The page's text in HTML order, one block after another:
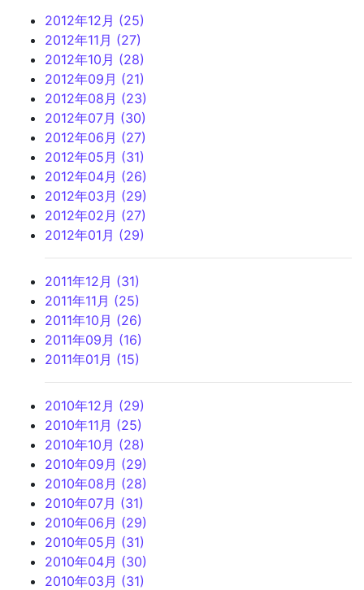
2012年12月 (25)
2012年11月 (27)
2012年10月 (28)
2012年09月 (21)
2012年08月 (23)
2012年07月 (30)
2012年06月 (27)
2012年05月 (31)
2012年04月 (26)
2012年03月 (29)
2012年02月 (27)
2012年01月 (29)
2011年12月 (31)
2011年11月 (25)
2011年10月 (26)
2011年09月 (16)
2011年01月 (15)
2010年12月 (29)
2010年11月 (25)
2010年10月 (28)
2010年09月 (29)
2010年08月 (28)
2010年07月 (31)
2010年06月 (29)
2010年05月 (31)
2010年04月 (30)
2010年03月 (31)